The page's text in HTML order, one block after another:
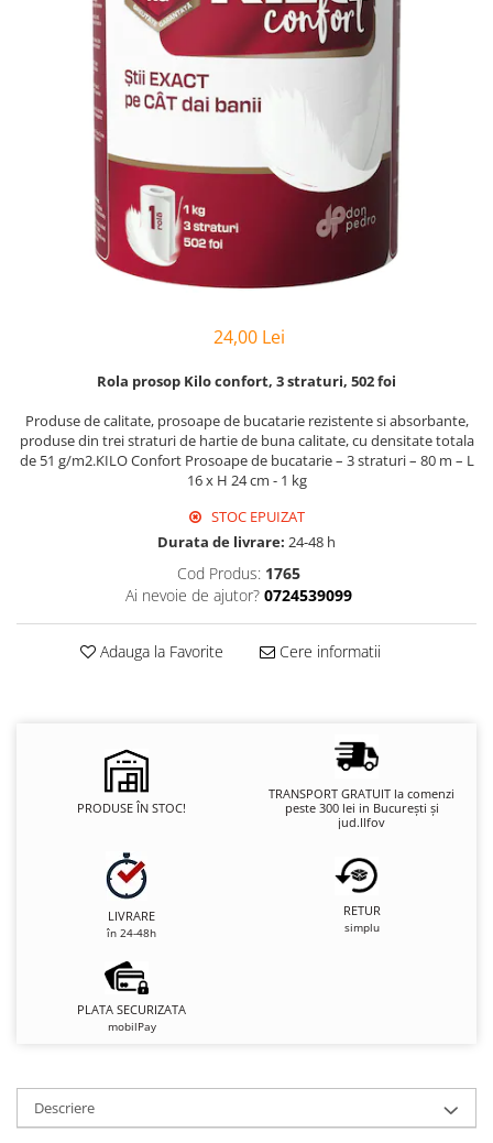
Lavete și bureți
Odorizante cameră/auto
Odorizante toaletă
Pahare și accesorii
Saci menajeri
Detergenți și balsam de rufe
Servețele umede
Tuș & more
24,00 Lei
Rola prosop Kilo confort, 3 straturi, 502 foi
Produse de calitate, prosoape de bucatarie rezistente si absorbante,
produse din trei straturi de hartie de buna calitate, cu densitate totala
de 51 g/m2.KILO Confort Prosoape de bucatarie – 3 straturi – 80 m – L
16 x H 24 cm - 1 kg
STOC EPUIZAT
Durata de livrare: 24-48 h
Cod Produs: 1765
Ai nevoie de ajutor? 0724539099
Adauga la Favorite Cere informatii
PRODUSE ÎN STOC!
TRANSPORT GRATUIT la comenzi
peste 300 lei in București și
jud.Ilfov
LIVRARE
în 24-48h
RETUR
simplu
PLATA SECURIZATA
mobilPay
Descriere